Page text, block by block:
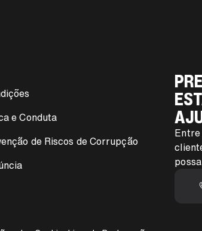
e Conduta
de Riscos de Corrupção
Entre